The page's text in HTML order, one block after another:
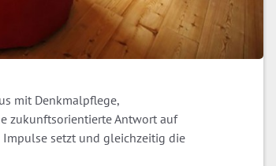
mit Denkmalpflege,
zukunftsorientierte Antwort auf
setzt und gleichzeitig die